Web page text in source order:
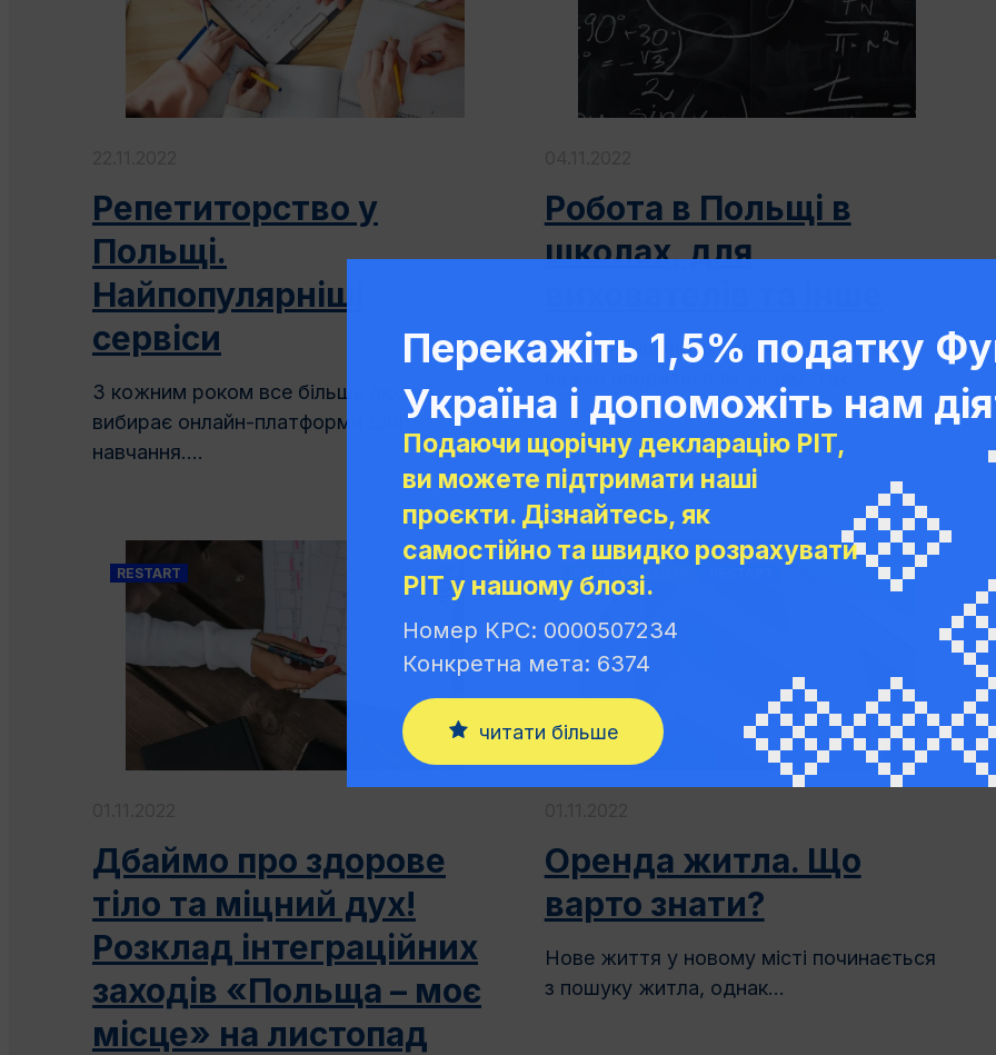
Репетиторство у
Польщі.
Найпопулярніші
сервіси
З кожним роком все більше людей
вибирає онлайн-платформи для
навчання....
Робота в Польщі в
школах, для
Часто виникають труднощі, з якими
RESTART
Дбаймо про здорове
тіло та мiцний дух!
Розклад iнтеграцiйних
заходів «Польща – моє
місце» на листопад
INFORMIGRANTS
Оренда житла. Що
варто знати?
Нове життя у новому місті починається
з пошуку житла, однак...
Перекажіть 1,5% податку
Україна і допоможіть нам
Подаючи щорічну декларацію PIT,
ви можете підтримати наші
проєкти. Дізнайтесь, як
самостійно та швидко розрахувати
PIT у нашому блозі.
Номер КРС: 0000507234
Конкретна мета: 6374
читати більше